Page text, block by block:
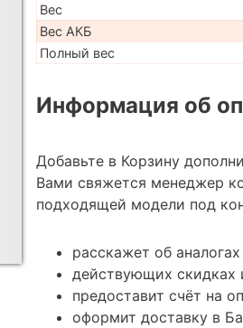
Вес
Вес АКБ
Полный вес
Информация об
Добавьте в Корзину
Вами свяжется менеджер
подходящей модели под
расскажет об
действующих скидках
предоставит счёт на
оформит доставку в